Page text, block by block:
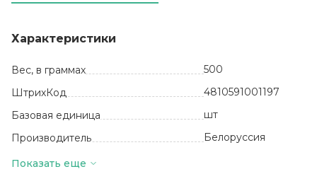
Характеристики
Вес, в граммах
500
ШтрихКод
4810591001197
Базовая единица
шт
Производитель
Белоруссия
Количество в упаковке
Показать еще